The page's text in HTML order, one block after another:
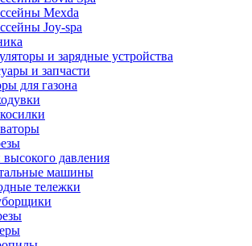
Mexda
Joy-spa
и зарядные устройства
и запчасти
для газона
давления
машины
тележки